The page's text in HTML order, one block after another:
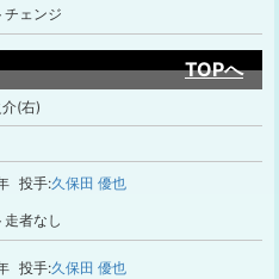
チェンジ
TOPへ
(右)
投手:久保田 優也
走者なし
投手:久保田 優也